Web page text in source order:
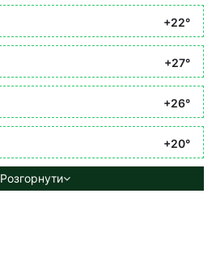
+22°
+27°
+26°
+20°
Розгорнути